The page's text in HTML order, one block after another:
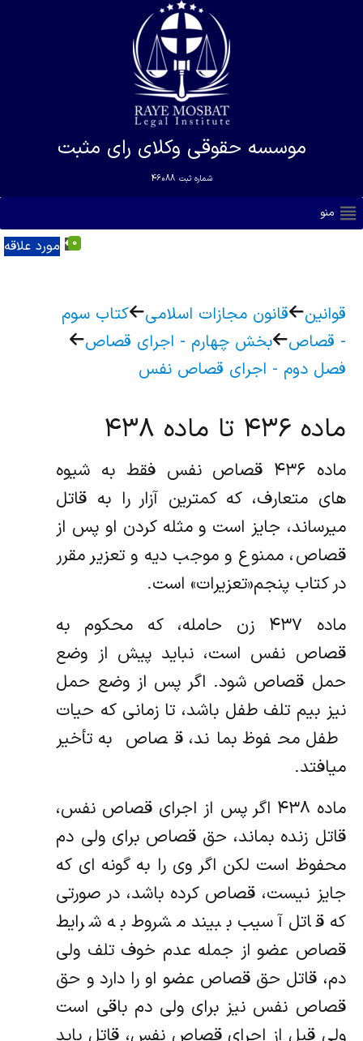
موسسه حقوقی وکلای رای مثبت
شماره ثبت 46088
منو
مورد علاقه 0
قوانین قانون مجازات اسلامی
کتاب سوم
- قصاص
بخش چهارم - اجرای قصاص
فصل دوم - اجرای قصاص نفس
ماده ۴۳۶ تا ماده ۴۳۸
ماده ۴۳۶ قصاص نفس فقط به شیوه
های متعارف، که کمترین آزار را به قاتل
میرساند، جایز است و مثله کردن او پس از
قصاص، ممنوع و موجب دیه و تعزیر مقرر
در کتاب پنجم«تعزیرات» است.
ماده ۴۳۷ زن حامله، که محکوم به
قصاص نفس است، نباید پیش از وضع
حمل قصاص شود. اگر پس از وضع حمل
نیز بیم تلف طفل باشد، تا زمانی که حیات
طفل محفوظ بماند، قصاص به تأخیر
میافتد.
ماده ۴۳۸ اگر پس از اجرای قصاص نفس،
قاتل زنده بماند، حق قصاص برای ولی دم
محفوظ است لکن اگر وی را به گونه ای که
جایز نیست، قصاص کرده باشد، در صورتی
که قاتل آسیب ببیند مشروط به شرایط
قصاص عضو از جمله عدم خوف تلف ولی
دم، قاتل حق قصاص عضو او را دارد و حق
قصاص نفس نیز برای ولی دم باقی است